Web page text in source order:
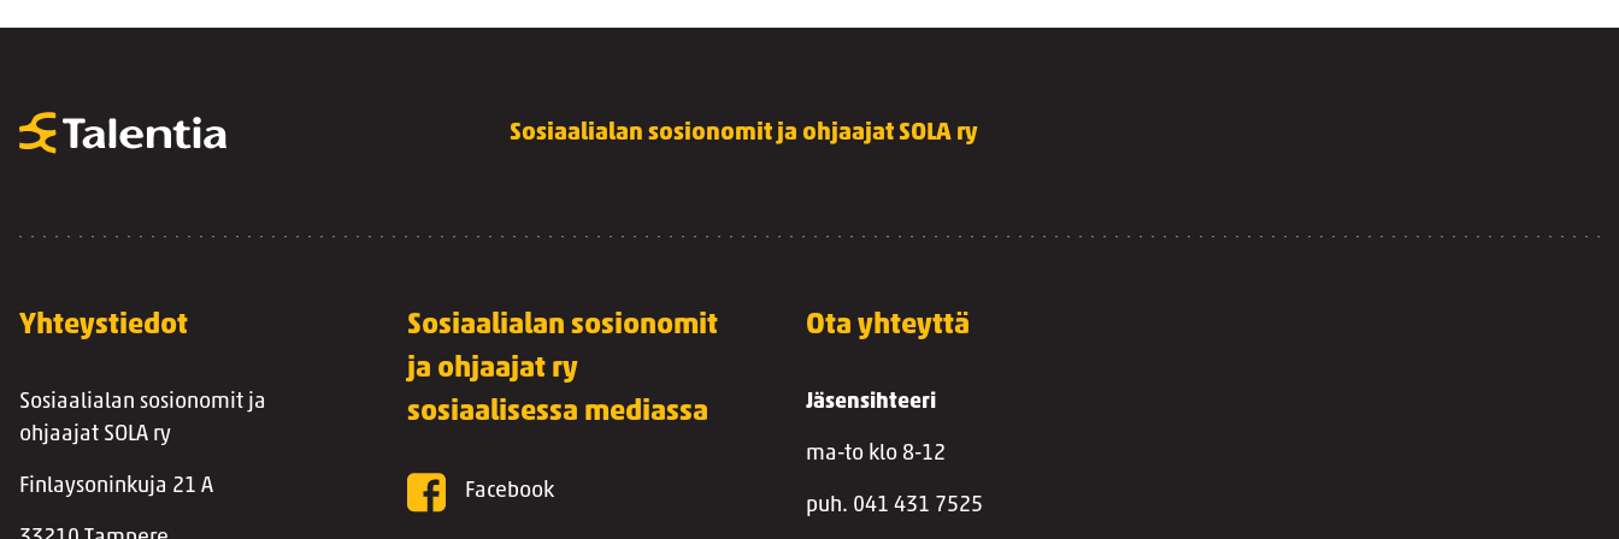
Sosiaalialan sosionomit ja ohjaajat SOLA ry
Yhteystiedot
Sosiaalialan sosionomit ja
ohjaajat SOLA ry
Finlaysoninkuja 21 A
Sosiaalialan sosionomit
ja ohjaajat ry
sosiaalisessa mediassa
Facebook
Ota yhteyttä
Jäsensihteeri
ma-to klo 8-12
puh. 041 431 7525